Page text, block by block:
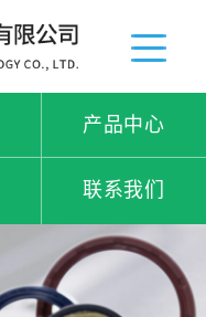
产品中心
联系我们